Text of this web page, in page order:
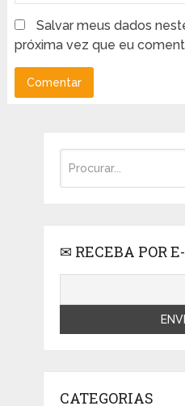
Salvar meus dados
próxima vez que eu
✉ RECEBA POR
CATEGORIAS